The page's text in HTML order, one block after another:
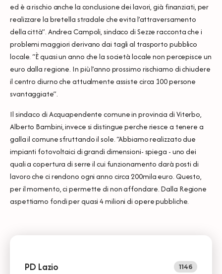
ed è a rischio anche la conclusione dei lavori, già finanziati, per
realizzare la bretella stradale che evita l’attraversamento
della città”. Andrea Campoli, sindaco di Sezze racconta che i
problemi maggiori derivano dai tagli al trasporto pubblico
locale. “È quasi un anno che la società locale non percepisce un
euro dalla regione. In più l’anno prossimo rischiamo di chiudere
il centro diurno che attualmente assiste circa 100 persone
svantaggiate”.
Il sindaco di Acquapendente comune in provincia di Viterbo,
Alberto Bambini, invece si distingue perche riesce a tenere a
galla il comune sfruttando il sole. “Abbiamo realizzato due
impianti fotovoltaici di grandi dimensioni- spiega - uno dei
quali a copertura di serre il cui funzionamento darà posti di
lavoro che ci rendono ogni anno circa 200mila euro. Questo,
per il momento, ci permette di non affondare. Dalla Regione
aspettiamo fondi per quasi 4 milioni di opere pubbliche.
PD Lazio 1146